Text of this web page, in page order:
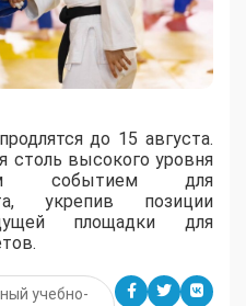
до 15 августа.
столь высокого уровня
событием для
укрепив позиции
площадки для
учебно-